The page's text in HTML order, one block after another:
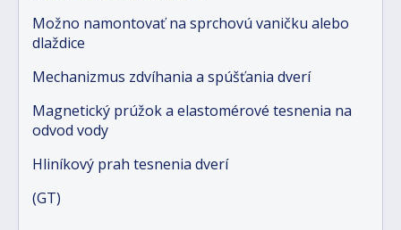
Možno namontovať na sprchovú vaničku alebo
dlaždice
Mechanizmus zdvíhania a spúšťania dverí
Magnetický prúžok a elastomérové tesnenia na
odvod vody
Hliníkový prah tesnenia dverí
(GT)